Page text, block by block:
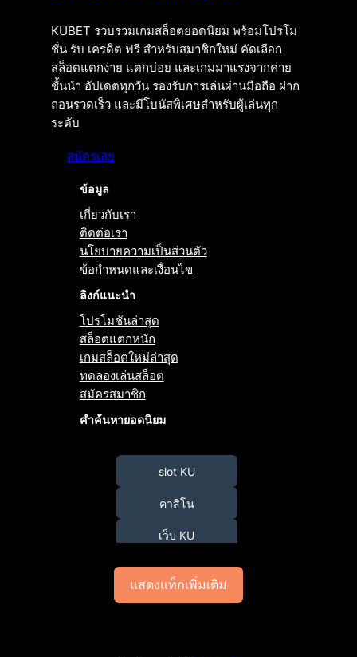
KUBET รวบรวมเกมสล็อตยอดนิยม พร้อมโปรโม
ชั่น รับ เครดิต ฟรี สำหรับสมาชิกใหม่ คัดเลือก
สล็อตแตกง่าย แตกบ่อย และเกมมาแรงจากค่าย
ชั้นนำ อัปเดตทุกวัน รองรับการเล่นผ่านมือถือ ฝาก
ถอนรวดเร็ว และมีโบนัสพิเศษสำหรับผู้เล่นทุก
ระดับ
สมัครเลย
ข้อมูล
เกี่ยวกับเรา
ติดต่อเรา
นโยบายความเป็นส่วนตัว
ข้อกำหนดและเงื่อนไข
ลิงก์แนะนำ
โปรโมชันล่าสุด
สล็อตแตกหนัก
เกมสล็อตใหม่ล่าสุด
ทดลองเล่นสล็อต
สมัครสมาชิก
คำค้นหายอดนิยม
slot KU
คาสิโน
เว็บ KU
แสดงแท็กเพิ่มเติม